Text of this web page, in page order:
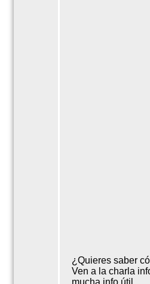
¿Quieres saber
Ven a la charla
mucha info útil